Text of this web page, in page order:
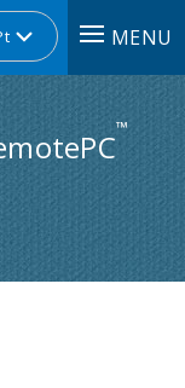
MENU
™